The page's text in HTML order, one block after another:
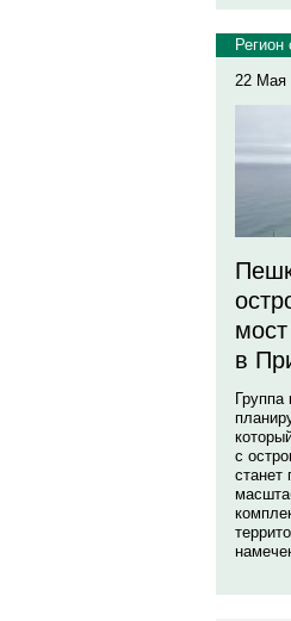
Регион
22 Мая
в
с
станет